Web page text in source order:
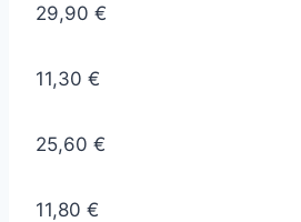
29,90 €
11,30 €
25,60 €
11,80 €